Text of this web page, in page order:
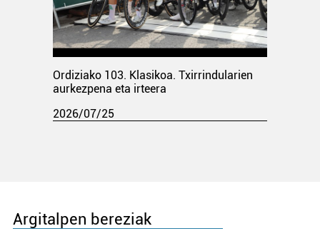
Ordiziako 103. Klasikoa. Txirrindularien
aurkezpena eta irteera
2026/07/25
Argitalpen bereziak